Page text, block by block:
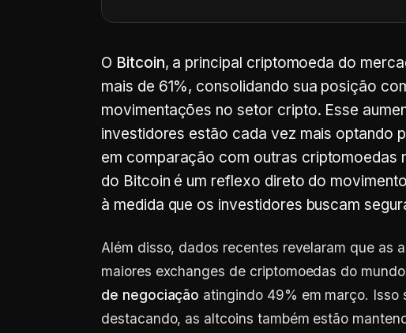
O Bitcoin, a principal criptomoeda do
mais de 61%, consolidando sua posição
movimentações no setor cripto. Esse
investidores estão cada vez mais optando
em comparação com outras criptomoedas
do Bitcoin é um reflexo direto do
à medida que os investidores buscam
Além disso, dados recentes revelaram que as
maiores exchanges de criptomoedas do
de negociação atingindo 49% em março. Isso
destacando, as altcoins também estão